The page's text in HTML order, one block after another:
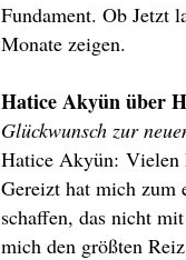
Fundament. Ob Jetzt
Monate zeigen.
Hatice Akyün über
Glückwunsch zur
Hatice Akyün: Vielen
Gereizt hat mich zum
schaffen, das nicht
mich den größten